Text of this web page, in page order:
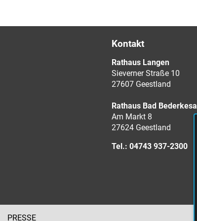
Kontakt
Rathaus Langen
Sieverner Straße 10
27607 Geestland
Rathaus Bad Bederkesa
Am Markt 8
27624 Geestland
Tel.: 04743 937-2300
PRESSE